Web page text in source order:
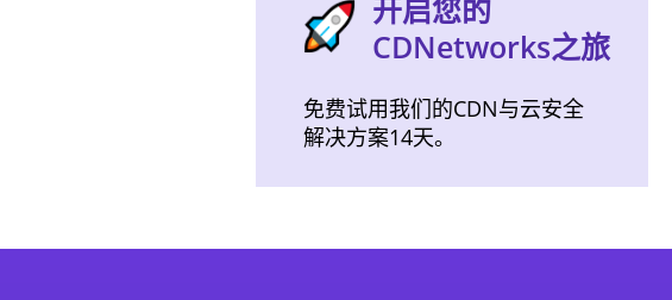
开启您的
CDNetworks之旅
免费试用我们的CDN与云安全
解决方案14天。